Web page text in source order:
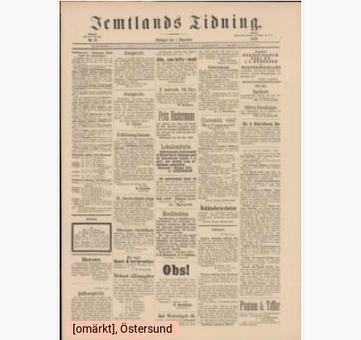
[omärkt], Östersund